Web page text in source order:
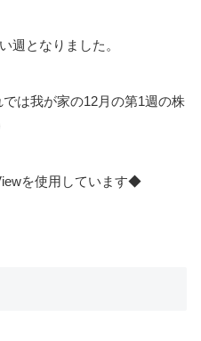
週となりました。
は我が家の12月の第1週の株
を使用しています◆